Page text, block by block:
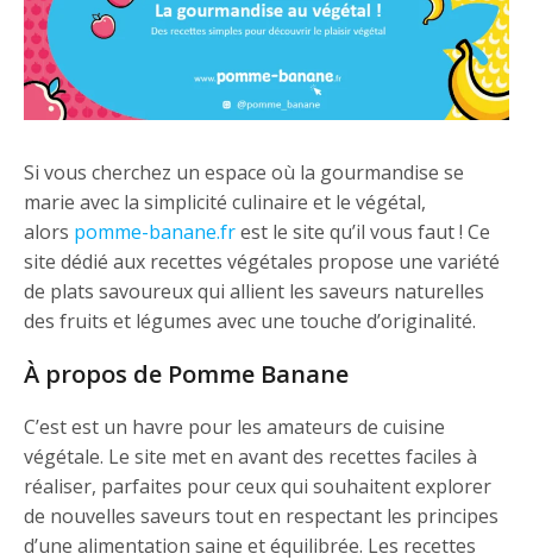
Si vous cherchez un espace où la gourmandise se
marie avec la simplicité culinaire et le végétal,
alors pomme-banane.frest le site qu’il vous faut ! Ce
site dédié aux recettes végétales propose une variété
de plats savoureux qui allient les saveurs naturelles
des fruits et légumes avec une touche d’originalité.
À propos de Pomme Banane
C’est est un havre pour les amateurs de cuisine
végétale. Le site met en avant des recettes faciles à
réaliser, parfaites pour ceux qui souhaitent explorer
de nouvelles saveurs tout en respectant les principes
d’une alimentation saine et équilibrée. Les recettes